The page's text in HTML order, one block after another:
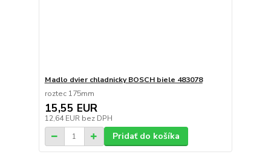
Madlo dvier chladnicky BOSCH biele 483078
roztec 175mm
15,55 EUR
12,64 EUR bez DPH
Pridať do košíka